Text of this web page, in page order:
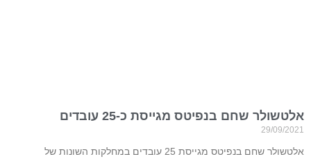
אלטשולר שחם בנפיטס מגייסת כ-25 עובדים
29/09/2021
אלטשולר שחם בנפיטס מגייסת 25 עובדים במחלקות השונות של